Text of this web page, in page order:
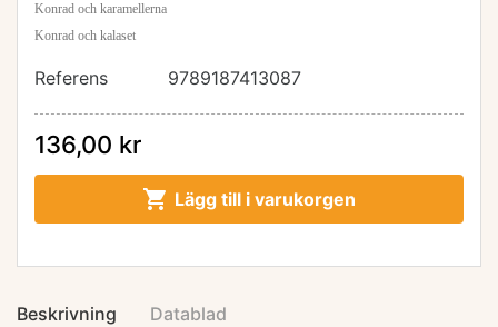
Konrad och karamellerna
Konrad och kalaset
Referens 9789187413087
136,00 kr
 Lägg till i varukorgen
Beskrivning Datablad